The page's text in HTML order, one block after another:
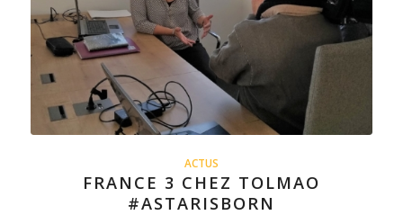
ACTUS
FRANCE 3 CHEZ TOLMAO
#ASTARISBORN